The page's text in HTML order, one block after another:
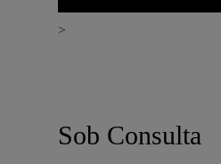
>
Sob Consulta